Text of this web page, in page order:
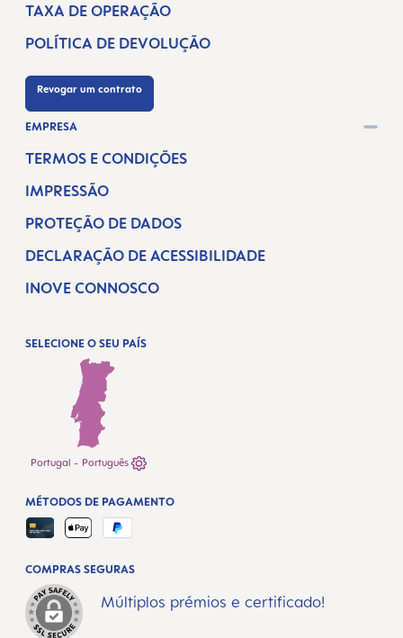
TAXA DE OPERAÇÃO
POLÍTICA DE DEVOLUÇÃO
Revogar um contrato
EMPRESA
TERMOS E CONDIÇÕES
IMPRESSÃO
PROTEÇÃO DE DADOS
DECLARAÇÃO DE ACESSIBILIDADE
INOVE CONNOSCO
SELECIONE O SEU PAÍS
Portugal - Português
COMPRAS SEGURAS
Múltiplos prémios e certificado!
MÉTODOS DE PAGAMENTO